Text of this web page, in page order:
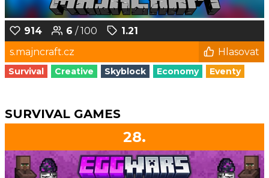
914 6 / 100
1.21
s.majncraft.cz
Hlasovat
Survival Creative Skyblock Economy Eventy
SURVIVAL GAMES
28.